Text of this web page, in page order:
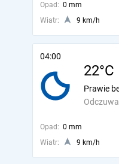
Opad: 0 mm
Wiatr:
9 km/h
04:00
22°C
Prawie
Opad: 0 mm
Wiatr:
9 km/h